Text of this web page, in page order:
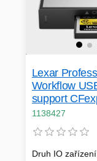
Lexar
Workflow
support
Type A
1138427
Druh IO